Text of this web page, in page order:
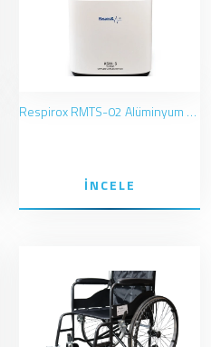
Respirox RMTS-02 Alüminyum Tekerlekli Sandalye
İNCELE